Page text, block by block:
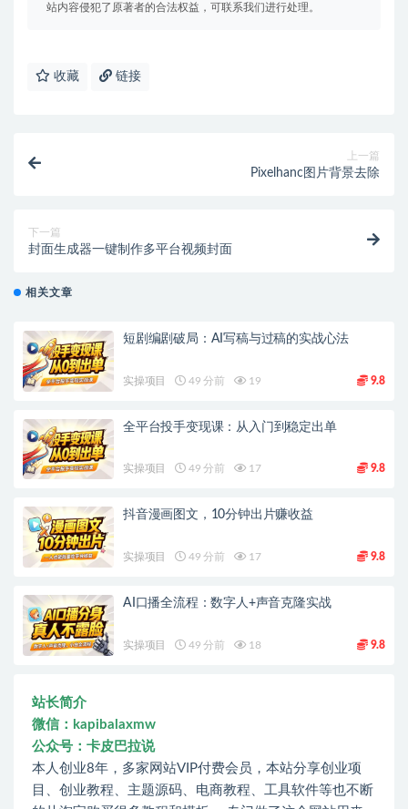
站内容侵犯了原著者的合法权益，可联系我们进行处理。
收藏 链接
上一篇
Pixelhanc图片背景去除
下一篇
封面生成器一键制作多平台视频封面
相关文章
短剧编剧破局：AI写稿与过稿的实战心法
实操项目 49 分前 19 9.8
全平台投手变现课：从入门到稳定出单
实操项目 49 分前 17 9.8
抖音漫画图文，10分钟出片赚收益
实操项目 49 分前 17 9.8
AI口播全流程：数字人+声音克隆实战
实操项目 49 分前 18 9.8
站长简介
微信：kapibalaxmw
公众号：卡皮巴拉说
本人创业8年，多家网站VIP付费会员，本站分享创业项
目、创业教程、主题源码、电商教程、工具软件等也不断